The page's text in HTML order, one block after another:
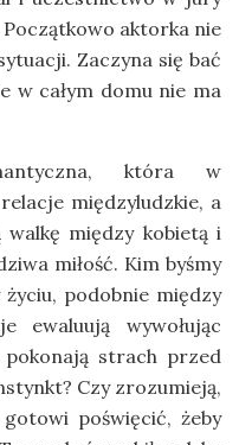
aktorka nie
Zaczyna się bać
w całym domu nie ma
która w
międzyludzkie, a
między kobietą i
miłość. Kim byśmy
podobnie między
ewaluują wywołując
strach przed
Czy zrozumieją,
poświęcić, żeby